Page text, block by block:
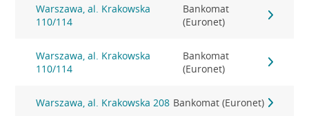
Warszawa, al. Krakowska
110/114
Bankomat
(Euronet)
Warszawa, al. Krakowska
110/114
Bankomat
(Euronet)
Warszawa, al. Krakowska 208 Bankomat (Euronet)